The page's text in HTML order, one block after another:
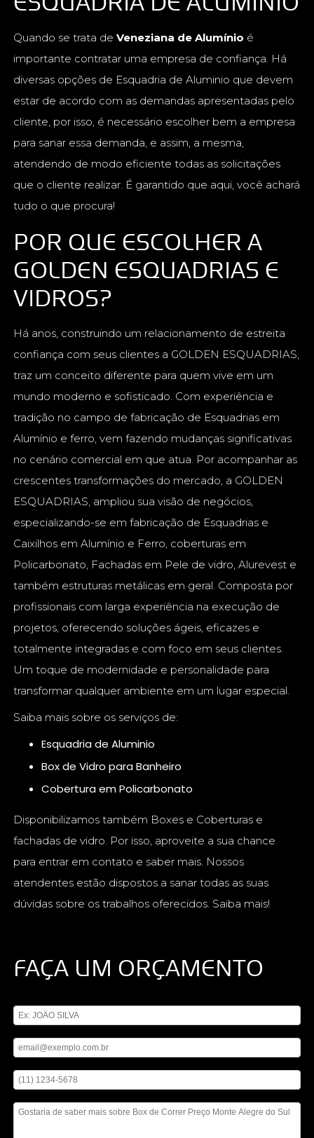
Quando se trata deVeneziana de Alumínio é
importante contratar uma empresa de confiança. Há
diversas opções de Esquadria de Aluminio que devem
estar de acordo com as demandas apresentadas pelo
cliente, por isso, é necessário escolher bem a empresa
para sanar essa demanda, e assim, a mesma,
atendendo de modo eficiente todas as solicitações
que o cliente realizar. É garantido que aqui, você achará
tudo o que procura!
POR QUE ESCOLHER A
GOLDEN ESQUADRIAS E
VIDROS?
Há anos, construindo um relacionamento de estreita
confiança com seus clientes a GOLDEN ESQUADRIAS,
traz um conceito diferente para quem vive em um
mundo moderno e sofisticado. Com experiência e
tradição no campo de fabricação de Esquadrias em
Alumínio e ferro, vem fazendo mudanças significativas
no cenário comercial em que atua. Por acompanhar as
crescentes transformações do mercado, a GOLDEN
ESQUADRIAS, ampliou sua visão de negócios,
especializando-se em fabricação de Esquadrias e
Caixilhos em Alumínio e Ferro, coberturas em
Policarbonato, Fachadas em Pele de vidro, Alurevest e
também estruturas metálicas em geral. Composta por
profissionais com larga experiência na execução de
projetos, oferecendo soluções ágeis, eficazes e
totalmente integradas e com foco em seus clientes.
Um toque de modernidade e personalidade para
transformar qualquer ambiente em um lugar especial.
Saiba mais sobre os serviços de:
Esquadria de Aluminio
Box de Vidro para Banheiro
Cobertura em Policarbonato
Disponibilizamos também Boxes e Coberturas e
fachadas de vidro. Por isso, aproveite a sua chance
para entrar em contato e saber mais. Nossos
atendentes estão dispostos a sanar todas as suas
dúvidas sobre os trabalhos oferecidos. Saiba mais!
FAÇA UM ORÇAMENTO